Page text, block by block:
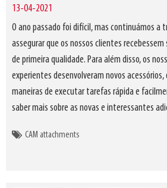
13-04-2021
O ano passado foi difícil, mas continuámos a
assegurar que os nossos clientes
de primeira qualidade. Para além disso, os
experientes desenvolveram novos
maneiras de executar tarefas rápida e
saber mais sobre as novas e interessantes
CAM attachments